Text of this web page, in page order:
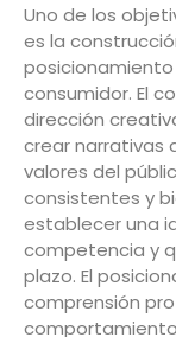
Uno de los
es la
consumidor. El
dirección
crear narrativas
valores del
consistentes y
establecer una
competencia y
plazo. El
comprensión